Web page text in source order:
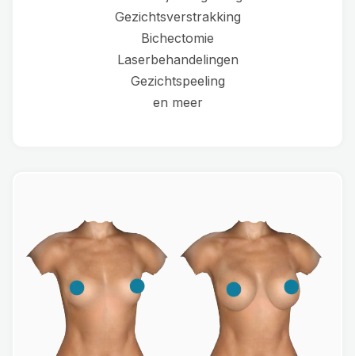
Gezichtsverstrakking
Bichectomie
Laserbehandelingen
Gezichtspeeling
en meer